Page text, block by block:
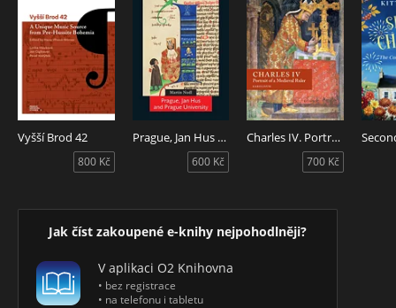
Vyšší Brod 42
800 Kč
Prague, Jan Hus and Prague University
600 Kč
Charles IV. Portrait of a Medieval Ruler
700 Kč
Jak číst zakoupené e-knihy nejpohodlněji?
V aplikaci O2 Knihovna
• bez registrace
• na telefonu i tabletu